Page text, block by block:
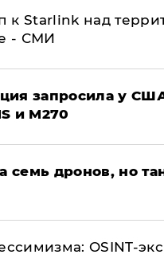
к Starlink над
- СМИ
запросила у
и M270
семь дронов, но
OSINT-